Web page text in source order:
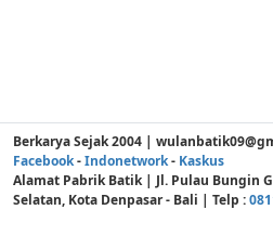
Berkarya Sejak 2004 |
Facebook-Indonetwork- Kaskus
Alamat Pabrik Batik | Jl. Pulau Bungin
Selatan, Kota Denpasar - Bali | Telp :